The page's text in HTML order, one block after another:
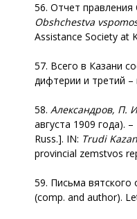
56. Отчет
Obshchestva
Assistance Society at
57. Всего в Казани
дифтерии и третий
58. Александров, П.
августа 1909 года).
Russ.]. IN: Trudi
provincial zemstvos
59. Письма вятского
(comp. аnd author).